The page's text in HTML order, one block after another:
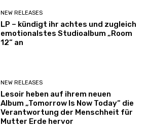
NEW RELEASES
LP – kündigt ihr achtes und zugleich
emotionalstes Studioalbum „Room
12“ an
NEW RELEASES
Lesoir heben auf ihrem neuen
Album „Tomorrow Is Now Today“ die
Verantwortung der Menschheit für
Mutter Erde hervor